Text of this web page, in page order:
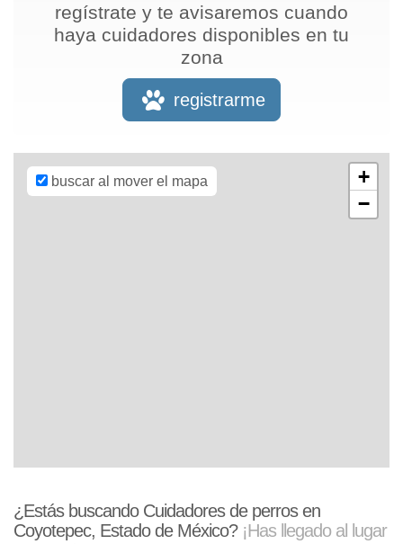
regístrate y te avisaremos cuando
haya cuidadores disponibles en tu
zona
registrarme
buscar al mover el mapa
+
−
OpenStreetMap
CC-BY-SA
¿Estás buscando Cuidadores de perros en
Coyotepec, Estado de México? ¡Has llegado al lugar